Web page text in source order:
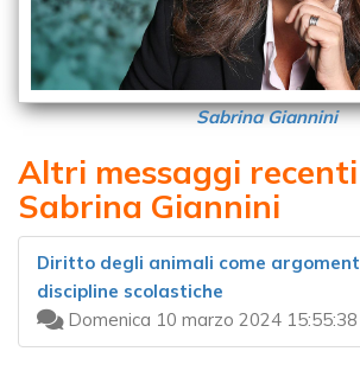
Sabrina Giannini
Altri messaggi
Sabrina Giannini
Diritto degli animali come
discipline scolastiche
Domenica 10 marzo 2024 15:55:38